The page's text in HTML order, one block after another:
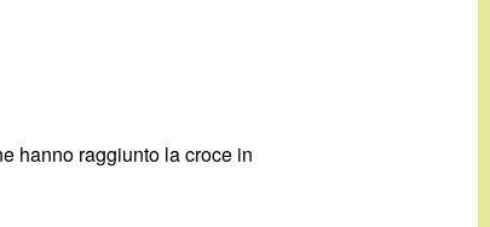
hanno raggiunto la croce in